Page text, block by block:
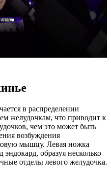
в распределении
желудочкам, что приводит к
чем это может быть
возбуждения
мышцу. Левая ножка
образуя несколько
отделы левого желудочка.